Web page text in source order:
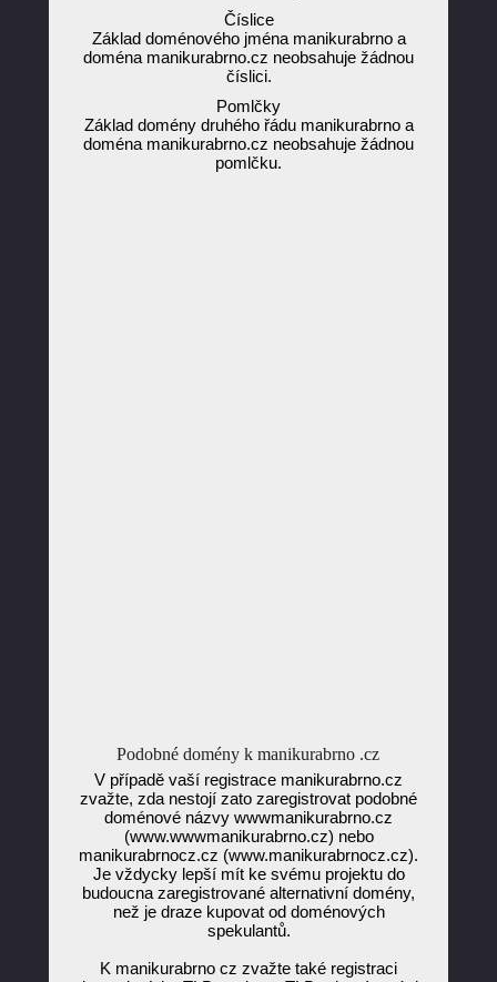
Číslice
Základ doménového jména manikurabrno a
doména manikurabrno.cz neobsahuje žádnou
číslici.
Pomlčky
Základ domény druhého řádu manikurabrno a
doména manikurabrno.cz neobsahuje žádnou
pomlčku.
Podobné domény k manikurabrno .cz
V případě vaší registrace manikurabrno.cz
zvažte, zda nestojí zato zaregistrovat podobné
doménové názvy wwwmanikurabrno.cz
(www.wwwmanikurabrno.cz) nebo
manikurabrnocz.cz (www.manikurabrnocz.cz).
Je vždycky lepší mít ke svému projektu do
budoucna zaregistrované alternativní domény,
než je draze kupovat od doménových
spekulantů.
K manikurabrno cz zvažte také registraci